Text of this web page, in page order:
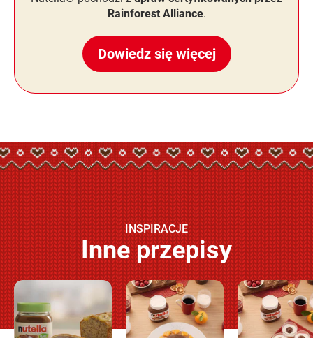
Rainforest Alliance.
Dowiedz się więcej
INSPIRACJE
Inne przepisy